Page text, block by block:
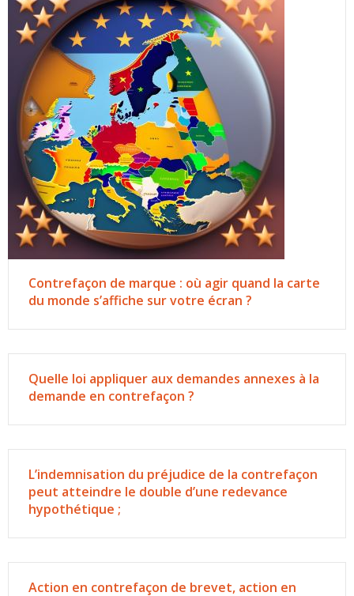
Contrefaçon de marque : où agir quand la carte
du monde s’affiche sur votre écran ?
Quelle loi appliquer aux demandes annexes à la
demande en contrefaçon ?
L’indemnisation du préjudice de la contrefaçon
peut atteindre le double d’une redevance
hypothétique ;
Action en contrefaçon de brevet, action en